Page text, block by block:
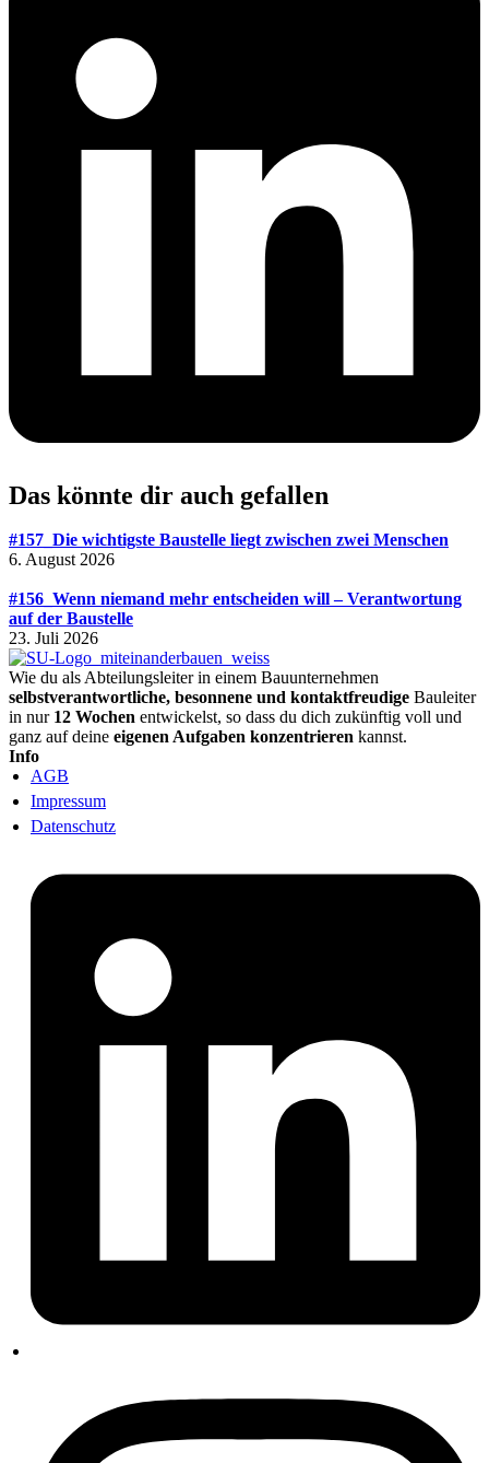
Das könnte dir auch gefallen
#157_Die wichtigste Baustelle liegt zwischen zwei Menschen
6. August 2026
#156_Wenn niemand mehr entscheiden will – Verantwortung
auf der Baustelle
23. Juli 2026
Wie du als Abteilungsleiter in einem Bauunternehmen
selbstverantwortliche, besonnene und kontaktfreudige Bauleiter
in nur 12 Wochen entwickelst, so dass du dich zukünftig voll und
ganz auf deine eigenen Aufgaben konzentrieren kannst.
Info
AGB
Impressum
Datenschutz